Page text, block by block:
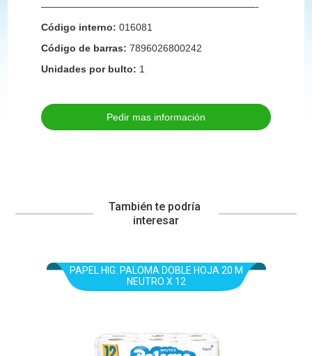
——————————————————————-
Código interno:016081
Código de barras: 7896026800242
Unidades por bulto: 1
Pedir mas información
También te podría
interesar
PAPEL HIG. PALOMA DOBLE HOJA 20 M
NEUTRO X 12